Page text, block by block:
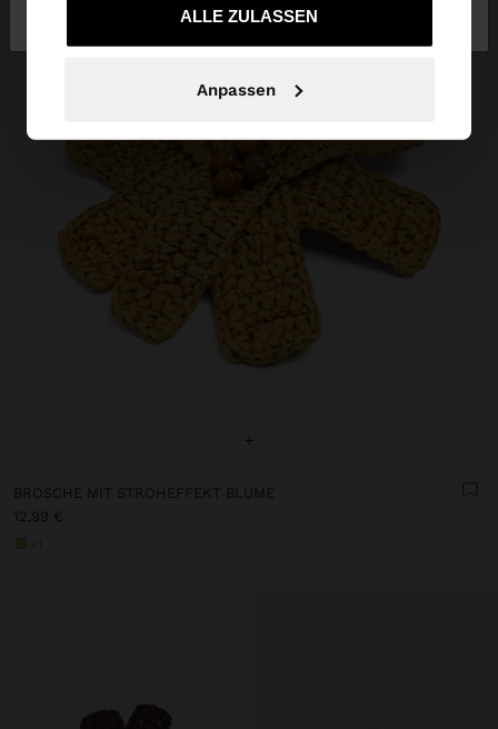
gesammelt haben.ALLE ZULASSEN
Anpassen
Deutschland
zu United States
+
BROSCHE MIT STROHEFFEKT BLUME
12,99 €